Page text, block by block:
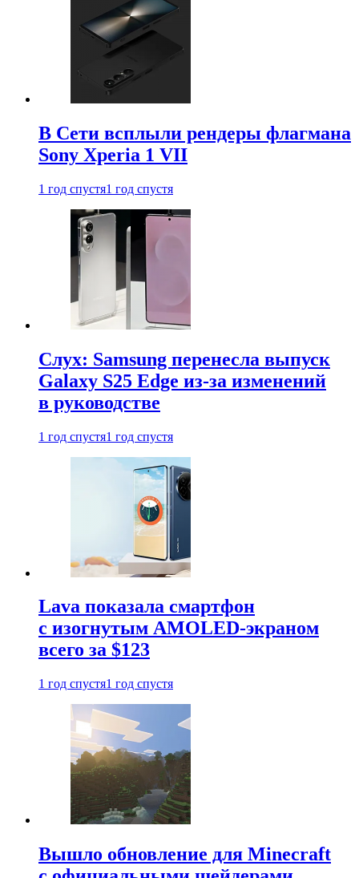
В Сети всплыли рендеры флагмана
Sony Xperia 1 VII
1 год спустя1 год спустя
Слух: Samsung перенесла выпуск
Galaxy S25 Edge из-за изменений
в руководстве
1 год спустя1 год спустя
Lava показала смартфон
с изогнутым AMOLED-экраном
всего за $123
1 год спустя1 год спустя
Вышло обновление для Minecraft